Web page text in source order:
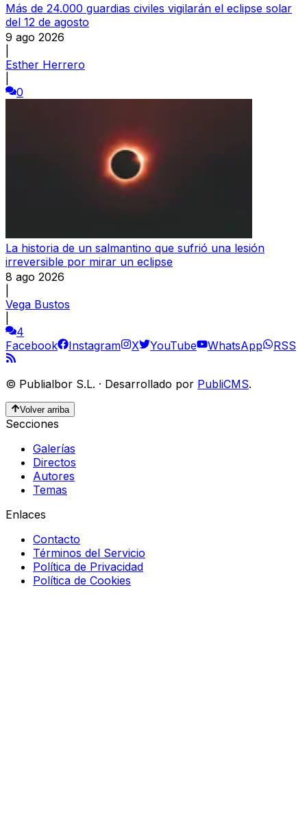
Más de 24.000 guardias civiles vigilarán el eclipse solar
del 12 de agosto
9 ago 2026
Esther Herrero
0
La historia de un salmantino que sufrió una lesión
irreversible por mirar un eclipse
8 ago 2026
Vega Bustos
4
Facebook
Instagram X YouTube WhatsApp RSS
© Publialbor S.L. · Desarrollado por PubliCMS.
Volver arriba
Secciones
Galerías
Directos
Autores
Temas
Enlaces
Contacto
Términos del Servicio
Política de Privacidad
Política de Cookies